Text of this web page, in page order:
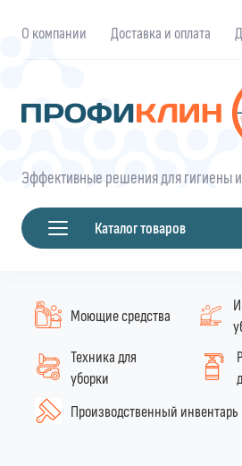
О компании Доставка и оплата
Эффективные решения для гигиены
Каталог товаров
Моющие средства
Техника для
уборки
Производственный инвентарь